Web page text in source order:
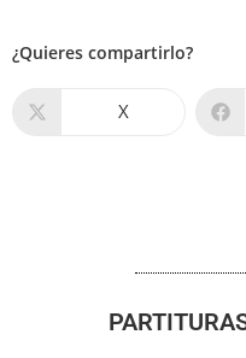
¿Quieres compartirlo?
X